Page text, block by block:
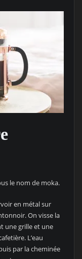
le nom de moka.
en métal sur
On visse la
une grille et une
L’eau
par la cheminée